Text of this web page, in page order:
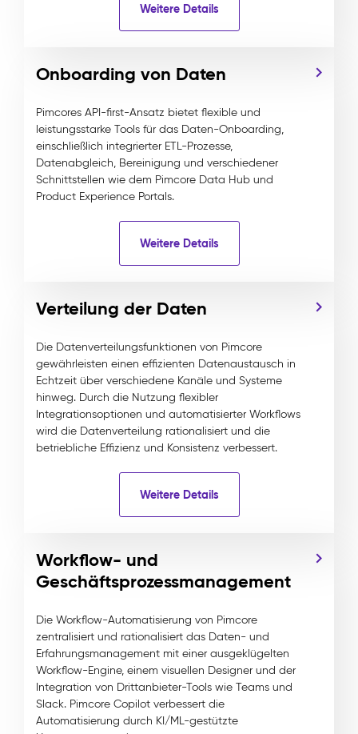
Weitere Details
Onboarding von Daten
Pimcores API-first-Ansatz bietet flexible und
leistungsstarke Tools für das Daten-Onboarding,
einschließlich integrierter ETL-Prozesse,
Datenabgleich, Bereinigung und verschiedener
Schnittstellen wie dem Pimcore Data Hub und
Product Experience Portals.
Weitere Details
Verteilung der Daten
Die Datenverteilungsfunktionen von Pimcore
gewährleisten einen effizienten Datenaustausch in
Echtzeit über verschiedene Kanäle und Systeme
hinweg. Durch die Nutzung flexibler
Integrationsoptionen und automatisierter Workflows
wird die Datenverteilung rationalisiert und die
betriebliche Effizienz und Konsistenz verbessert.
Weitere Details
Workflow- und
Geschäftsprozessmanagement
Die Workflow-Automatisierung von Pimcore
zentralisiert und rationalisiert das Daten- und
Erfahrungsmanagement mit einer ausgeklügelten
Workflow-Engine, einem visuellen Designer und der
Integration von Drittanbieter-Tools wie Teams und
Slack. Pimcore Copilot verbessert die
Automatisierung durch KI/ML-gestützte